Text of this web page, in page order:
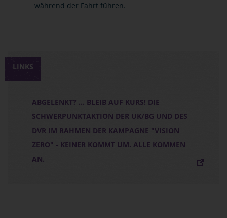
während der Fahrt führen.
LINKS
ABGELENKT? ... BLEIB AUF KURS! DIE
SCHWERPUNKTAKTION DER UK/BG UND DES
DVR IM RAHMEN DER KAMPAGNE "VISION
ZERO" - KEINER KOMMT UM. ALLE KOMMEN
AN.